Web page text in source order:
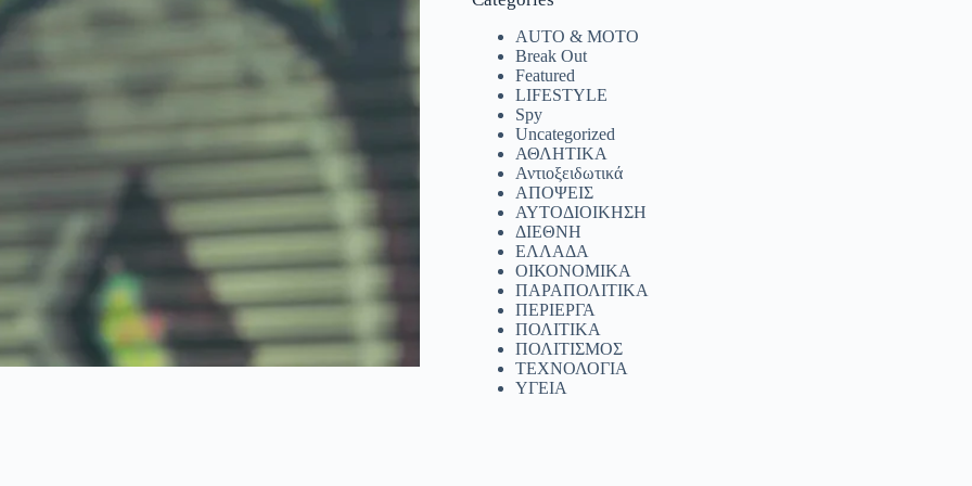
AUTO & MOTO
Break Out
Featured
LIFESTYLE
Spy
Uncategorized
ΑΘΛΗΤΙΚΑ
Αντιοξειδωτικά
ΑΠΟΨΕΙΣ
ΑΥΤΟΔΙΟΙΚΗΣΗ
ΔΙΕΘΝΗ
ΕΛΛΑΔΑ
ΟΙΚΟΝΟΜΙΚΑ
ΠΑΡΑΠΟΛΙΤΙΚΑ
ΠΕΡΙΕΡΓΑ
ΠΟΛΙΤΙΚΑ
ΠΟΛΙΤΙΣΜΟΣ
ΤΕΧΝΟΛΟΓΙΑ
ΥΓΕΙΑ